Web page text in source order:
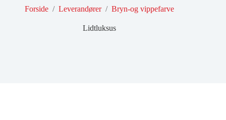
Forside / Leverandører / Bryn-og vippefarve
Lidtluksus